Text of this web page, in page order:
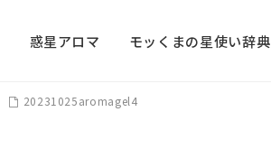
惑星アロマ モッくまの星使い辞典
20231025aromagel4